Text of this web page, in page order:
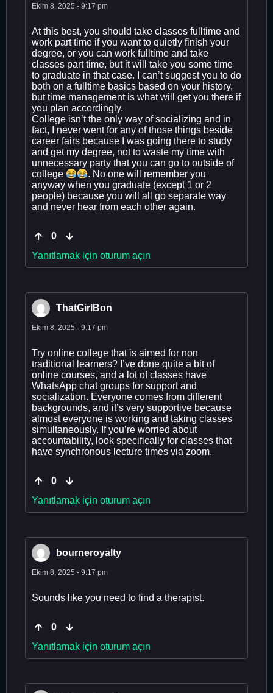
Ekim 8, 2025 - 9:17 pm
At this best, you should take classes fulltime and
work part time if you want to quietly finish your
degree, or you can work fulltime and take
classes part time, but it will take you some time
to graduate in that case. I can’t suggest you to do
both on a fulltime basics based on your history,
but time management is what will get you there if
you plan accordingly.
College isn’t the only way of socializing and in
fact, I never went for any of those things beside
career fairs because I was going there to study
and get my degree, not to waste my time with
unnecessary party that you can go to outside of
college
. No one will remember you
anyway when you graduate (except 1 or 2
people) because you will all go separate way
and never hear from each other again.
0
Yanıtlamak için oturum açın
ThatGirlBon
Ekim 8, 2025 - 9:17 pm
Try online college that is aimed for non
traditional learners? I’ve done quite a bit of
online courses, and a lot of classes have
WhatsApp chat groups for support and
socialization. Everyone comes from different
backgrounds, and it’s very supportive because
almost everyone is working and taking classes
simultaneously. If you’re worried about
accountability, look specifically for classes that
have synchronous lecture times via zoom.
0
Yanıtlamak için oturum açın
bourneroyalty
Ekim 8, 2025 - 9:17 pm
Sounds like you need to find a therapist.
0
Yanıtlamak için oturum açın